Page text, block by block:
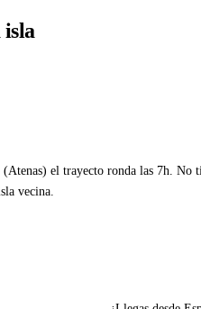
isla
el trayecto ronda las 7h. No
vecina.